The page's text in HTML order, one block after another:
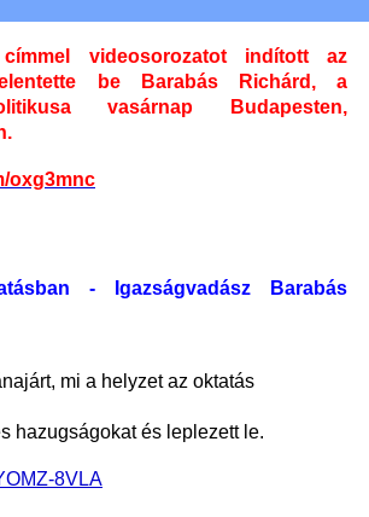
címmel videosorozatot indított az
be Barabás Richárd, a
vasárnap Budapesten,
oxg3mnc
- Igazságvadász Barabás
mi a helyzet az oktatás
hazugságokat és leplezett le.
8VLA